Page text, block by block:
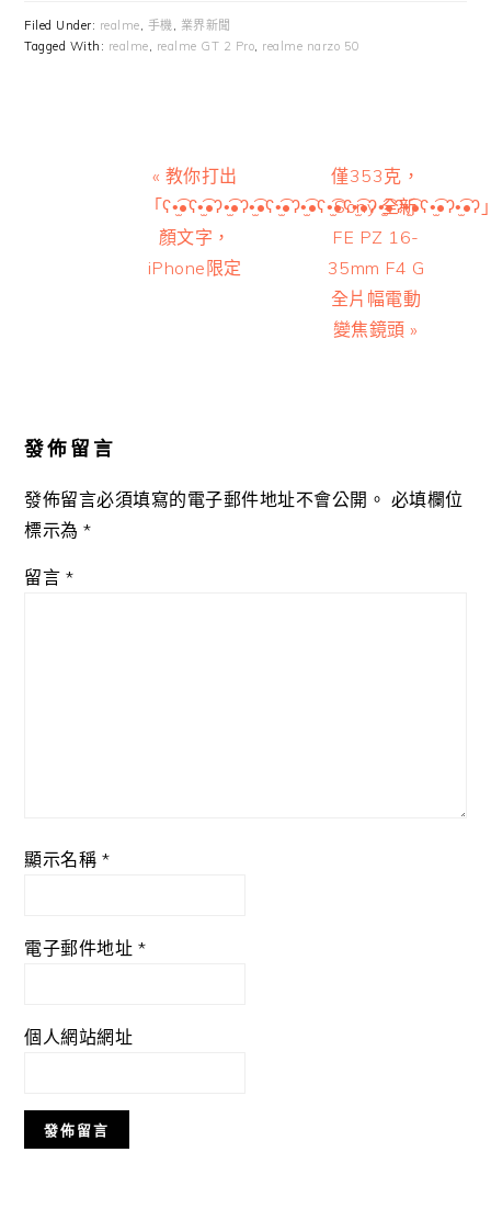
Filed Under: realme 手機
業界新聞
Tagged With: realme realme GT 2 Pro realme narzo 50
Previous
Post:
« 教你打出
「ʕ•̫͡•ʕ•̫͡•ʔ•̫͡•ʔ•̫͡•ʕ•̫͡•ʔ•̫͡•ʕ•̫͡•ʕ•̫͡•ʔ•̫͡•ʔ•̫͡•ʕ•̫͡•ʔ•̫͡•ʔ
顏文字，
iPhone限定
Next
Post:
僅353克，
Sony 全新
FE PZ 16-
35mm F4 G
全片幅電動
變焦鏡頭 »
發佈留言
發佈留言必須填寫的電子郵件地址不會公開。 必填欄位
標示為*
留言 *
顯示名稱 *
電子郵件地址 *
個人網站網址